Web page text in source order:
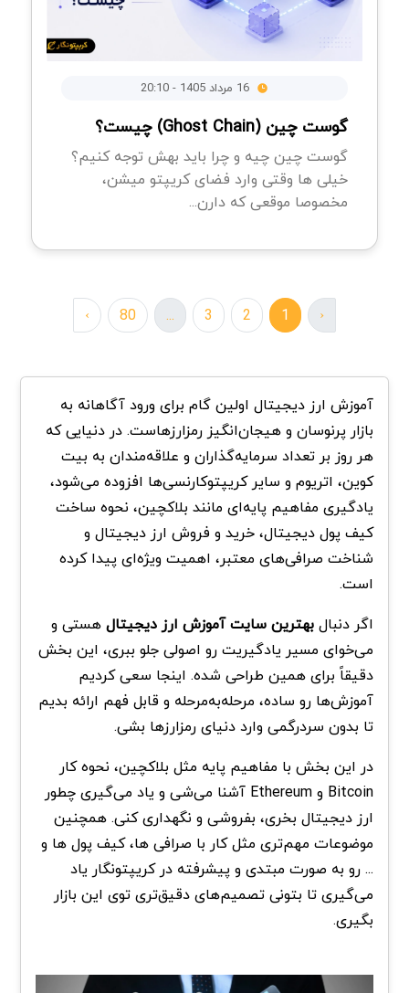
گوست چین (Ghost Chain) چیست؟
گوست چین چیه و چرا باید بهش توجه کنیم؟
خیلی ها وقتی وارد فضای کریپتو میشن،
مخصوصا موقعی که دارن...
‹
1
2
3
...
80
›
آموزش ارز دیجیتال اولین گام برای ورود آگاهانه به
بازار پرنوسان و هیجان‌انگیز رمزارزهاست. در دنیایی که
هر روز بر تعداد سرمایه‌گذاران و علاقه‌مندان به بیت‌
کوین، اتریوم و سایر کریپتوکارنسی‌ها افزوده می‌شود،
یادگیری مفاهیم پایه‌ای مانند بلاکچین، نحوه ساخت
کیف پول دیجیتال، خرید و فروش ارز دیجیتال و
شناخت صرافی‌های معتبر، اهمیت ویژه‌ای پیدا کرده
است.
اگر دنبالبهترین سایت آموزش ارز دیجیتالهستی و
می‌خوای مسیر یادگیریت رو اصولی جلو ببری، این بخش
دقیقاً برای همین طراحی شده. اینجا سعی کردیم
آموزش‌ها رو ساده، مرحله‌به‌مرحله و قابل فهم ارائه بدیم
تا بدون سردرگمی وارد دنیای رمزارزها بشی.
در این بخش با مفاهیم پایه مثل بلاکچین، نحوه کار
Bitcoin وEthereum آشنا می‌شی و یاد می‌گیری چطور
ارز دیجیتال بخری، بفروشی و نگهداری کنی. همچنین
موضوعات مهم‌تری مثل کار با صرافی ها، کیف پول ها و
... رو به صورت مبتدی و پیشرفته در کریپتونگار یاد
می‌گیری تا بتونی تصمیم‌های دقیق‌تری توی این بازار
بگیری.